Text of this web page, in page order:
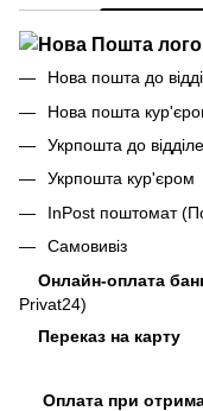
Нова пошта до
Нова пошта
Укрпошта до
Укрпошта кур'єром
InPost поштомат
Самовивіз
Онлайн-оплата
Privat24)
Переказ на карту
Оплата при